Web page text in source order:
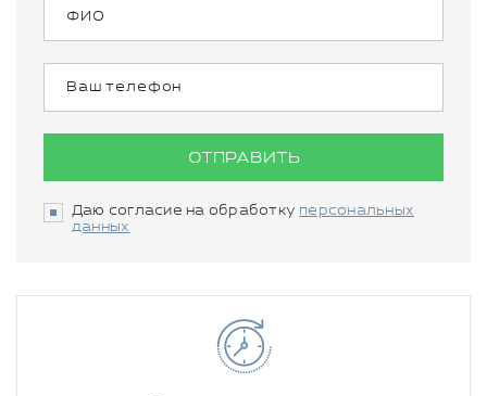
ОТПРАВИТЬ
Даю согласие на обработку персональных
данных